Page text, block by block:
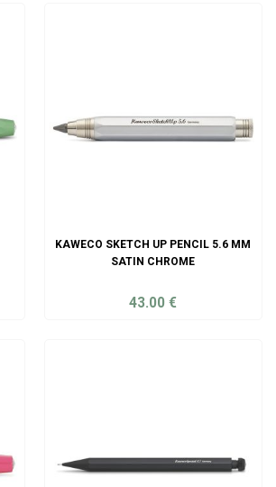
KAWECO SKETCH UP PENCIL 5.6 MM
SATIN CHROME
43.00€